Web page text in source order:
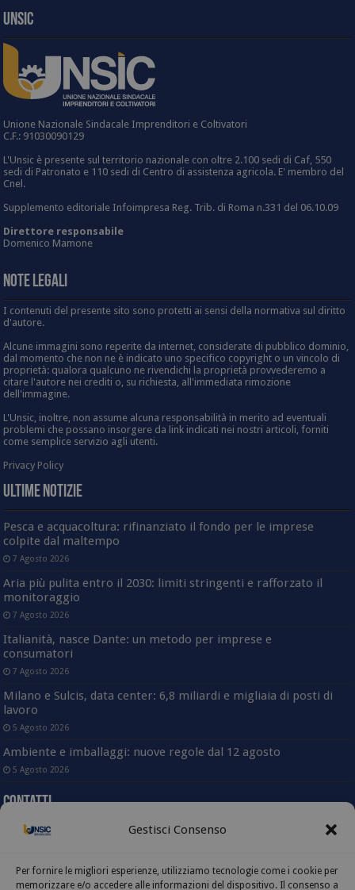
Gestisci Consenso
Per fornire le migliori esperienze, utilizziamo tecnologie come i cookie per
memorizzare e/o accedere alle informazioni del dispositivo. Il consenso a
UNSIC
Unione Nazionale Sindacale Imprenditori e Coltivatori
C.F.: 91030090129
L'Unsic è presente sul territorio nazionale con oltre 2.100 sedi di Caf, 550
sedi di Patronato e 110 sedi di Centro di assistenza agricola. E' membro del
Cnel.
Supplemento editoriale Infoimpresa Reg. Trib. di Roma n.331 del 06.10.09
Direttore responsabile
Domenico Mamone
Note Legali
I contenuti del presente sito sono protetti ai sensi della normativa sul diritto
d'autore.
Alcune immagini sono reperite da internet, considerate di pubblico dominio,
dal momento che non ne è indicato uno specifico copyright o un vincolo di
proprietà: qualora qualcuno ne rivendichi la proprietà provvederemo a
citare l'autore nei crediti o, su richiesta, all'immediata rimozione
dell'immagine.
L'Unsic, inoltre, non assume alcuna responsabilità in merito ad eventuali
problemi che possano insorgere da link indicati nei nostri articoli, forniti
come semplice servizio agli utenti.
Privacy Policy
Ultime Notizie
Pesca e acquacoltura: rifinanziato il fondo per le imprese
colpite dal maltempo
7 Agosto 2026
Aria più pulita entro il 2030: limiti stringenti e rafforzato il
monitoraggio
7 Agosto 2026
Italianità, nasce Dante: un metodo per imprese e
consumatori
7 Agosto 2026
Milano e Sulcis, data center: 6,8 miliardi e migliaia di posti di
lavoro
5 Agosto 2026
Ambiente e imballaggi: nuove regole dal 12 agosto
5 Agosto 2026
Contatti
Sede nazionale
Tel. 06-58333803